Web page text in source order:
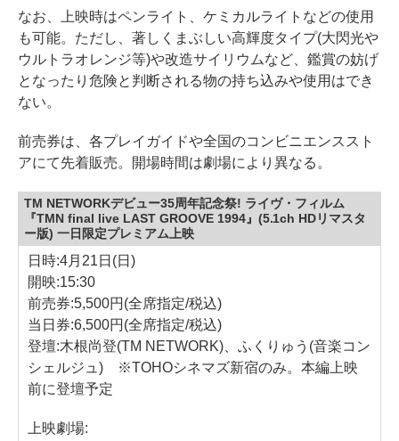
なお、上映時はペンライト、ケミカルライトなどの使用
も可能。ただし、著しくまぶしい高輝度タイプ(大閃光や
ウルトラオレンジ等)や改造サイリウムなど、鑑賞の妨げ
となったり危険と判断される物の持ち込みや使用はでき
ない。
前売券は、各プレイガイドや全国のコンビニエンススト
アにて先着販売。開場時間は劇場により異なる。
TM NETWORKデビュー35周年記念祭! ライヴ・フィルム
『TMN final live LAST GROOVE 1994』(5.1ch HDリマスタ
ー版) 一日限定プレミアム上映
日時:4月21日(日)
開映:15:30
前売券:5,500円(全席指定/税込)
当日券:6,500円(全席指定/税込)
登壇:木根尚登(TM NETWORK)、ふくりゅう(音楽コン
シェルジュ) ※TOHOシネマズ新宿のみ。本編上映
前に登壇予定
上映劇場: